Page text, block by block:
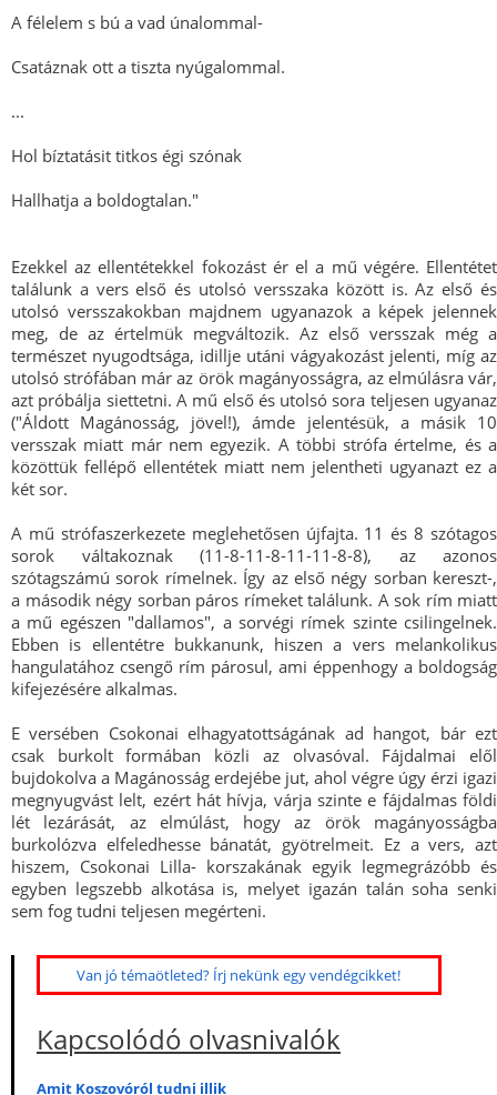
A félelem s bú a vad únalommal-
Csatáznak ott a tiszta nyúgalommal.
...
Hol bíztatásit titkos égi szónak
Hallhatja a boldogtalan."
Ezekkel az ellentétekkel fokozást ér el a mű végére. Ellentétet
találunk a vers első és utolsó versszaka között is. Az első és
utolsó versszakokban majdnem ugyanazok a képek jelennek
meg, de az értelmük megváltozik. Az első versszak még a
természet nyugodtsága, idillje utáni vágyakozást jelenti, míg az
utolsó strófában már az örök magányosságra, az elmúlásra vár,
azt próbálja siettetni. A mű első és utolsó sora teljesen ugyanaz
("Áldott Magánosság, jövel!), ámde jelentésük, a másik 10
versszak miatt már nem egyezik. A többi strófa értelme, és a
közöttük fellépő ellentétek miatt nem jelentheti ugyanazt ez a
két sor.
A mű strófaszerkezete meglehetősen újfajta. 11 és 8 szótagos
sorok váltakoznak (11-8-11-8-11-11-8-8), az azonos
szótagszámú sorok rímelnek. Így az első négy sorban kereszt-,
a második négy sorban páros rímeket találunk. A sok rím miatt
a mű egészen "dallamos", a sorvégi rímek szinte csilingelnek.
Ebben is ellentétre bukkanunk, hiszen a vers melankolikus
hangulatához csengő rím párosul, ami éppenhogy a boldogság
kifejezésére alkalmas.
E versében Csokonai elhagyatottságának ad hangot, bár ezt
csak burkolt formában közli az olvasóval. Fájdalmai elől
bujdokolva a Magánosság erdejébe jut, ahol végre úgy érzi igazi
megnyugvást lelt, ezért hát hívja, várja szinte e fájdalmas földi
lét lezárását, az elmúlást, hogy az örök magányosságba
burkolózva elfeledhesse bánatát, gyötrelmeit. Ez a vers, azt
hiszem, Csokonai Lilla- korszakának egyik legmegrázóbb és
egyben legszebb alkotása is, melyet igazán talán soha senki
sem fog tudni teljesen megérteni.
Van jó témaötleted? Írj nekünk egy vendégcikket!
Kapcsolódó olvasnivalók
Amit Koszovóról tudni illik